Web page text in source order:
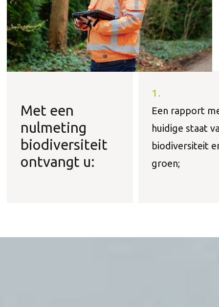
Met een
nulmeting
biodiversiteit
ontvangt u:
1.
Een rapport
huidige staat
biodiversiteit
groen;